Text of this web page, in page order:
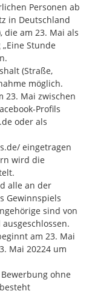
Personen ab
in Deutschland
die am 23. Mai als
Stunde
(Straße,
möglich.
23. Mai zwischen
Profils
oder als
eingetragen
wird die
alle an der
Gewinnspiels
sind von
am 23. Mai
Mai 20224 um
ohne